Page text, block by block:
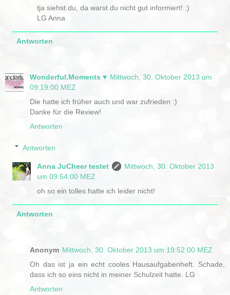
tja siehst du, da warst du nicht gut informiert! :)
LG Anna
Antworten
Wonderful.Moments ♥ Mittwoch, 30. Oktober 2013 um
09:19:00 MEZ
Die hatte ich früher auch und war zufrieden :)
Danke für die Review!
Antworten
Antworten
Anna JuCheer testet
Mittwoch, 30. Oktober 2013
um 09:54:00 MEZ
oh so ein tolles hatte ich leider nicht!
Antworten
Anonym Mittwoch, 30. Oktober 2013 um 19:52:00 MEZ
Oh das ist ja ein echt cooles Hausaufgabenheft. Schade,
dass ich so eins nicht in meiner Schulzeit hatte. LG
Antworten